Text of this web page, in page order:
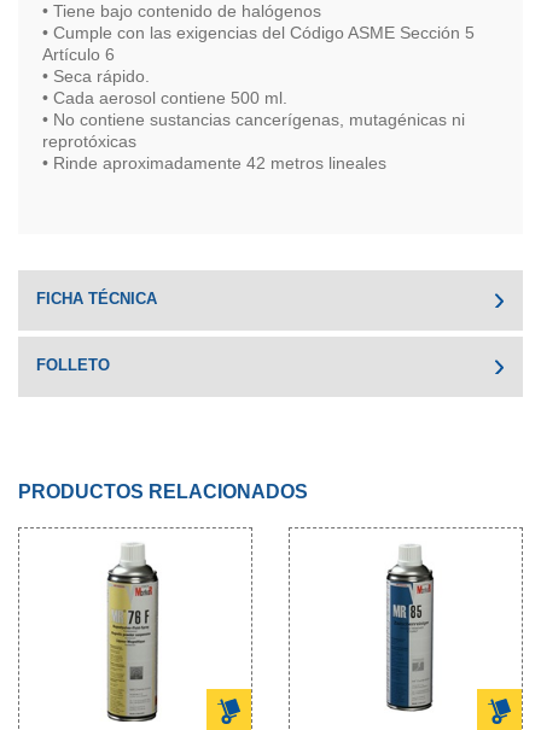
• Tiene bajo contenido de halógenos
• Cumple con las exigencias del Código ASME Sección 5
Artículo 6
• Seca rápido.
• Cada aerosol contiene 500 ml.
• No contiene sustancias cancerígenas, mutagénicas ni
reprotóxicas
• Rinde aproximadamente 42 metros lineales
FICHA TÉCNICA
FOLLETO
PRODUCTOS RELACIONADOS